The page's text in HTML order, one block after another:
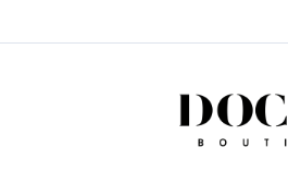
SALTAR